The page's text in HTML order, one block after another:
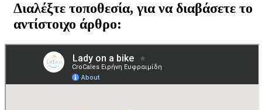
Διαλέξτε τοποθεσία, για να διαβάσετε το
αντίστοιχο άρθρο: